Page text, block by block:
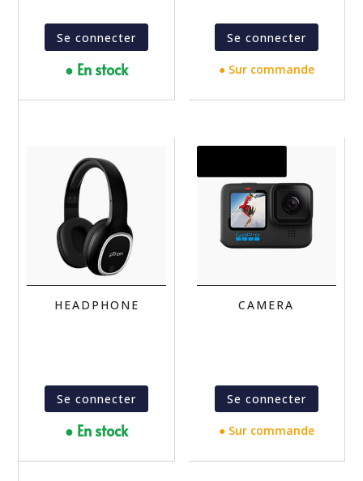
Se connecter
● En stock
Se connecter
● Sur commande
HEADPHONE
Se connecter
● En stock
CAMERA
Se connecter
● Sur commande